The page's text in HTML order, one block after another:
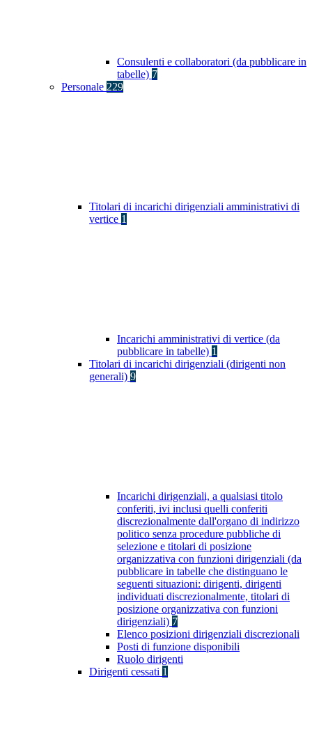
Consulenti e collaboratori (da pubblicare in
tabelle) 7
Personale 229
Titolari di incarichi dirigenziali amministrativi di
vertice 1
Incarichi amministrativi di vertice (da
pubblicare in tabelle) 1
Titolari di incarichi dirigenziali (dirigenti non
generali) 9
Incarichi dirigenziali, a qualsiasi titolo
conferiti, ivi inclusi quelli conferiti
discrezionalmente dall'organo di indirizzo
politico senza procedure pubbliche di
selezione e titolari di posizione
organizzativa con funzioni dirigenziali (da
pubblicare in tabelle che distinguano le
seguenti situazioni: dirigenti, dirigenti
individuati discrezionalmente, titolari di
posizione organizzativa con funzioni
dirigenziali) 7
Elenco posizioni dirigenziali discrezionali
Posti di funzione disponibili
Ruolo dirigenti
Dirigenti cessati 1